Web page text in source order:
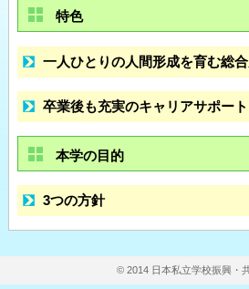
特色
一人ひとりの人間形成を育む総
卒業後も充実のキャリアサポート
本学の目的
3つの方針
© 2014 日本私立学校振興・